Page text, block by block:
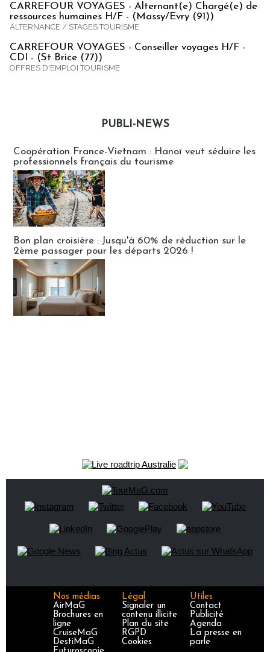
CARREFOUR VOYAGES - Alternant(e) Chargé(e) de
ressources humaines H/F - (Massy/Evry (91))
ALTERNANCE / STAGES TOURISME
CARREFOUR VOYAGES - Conseiller voyages H/F -
CDI - (St Brice (77))
OFFRES D'EMPLOI TOURISME
PUBLI-NEWS
Coopération France-Vietnam : Hanoï veut séduire les
professionnels français du tourisme
Bon plan croisière : Jusqu'à 60% de réduction sur le
2ème passager pour les départs 2026 !
Nos médias
AirMaG
Brochures en
ligne
CruiseMaG
DestiMaG
Légal
Signaler un
contenu illicite
Plan du site
RGPD
Cookies
Utiles
Contact
Publicité
Agenda
La presse en
parle